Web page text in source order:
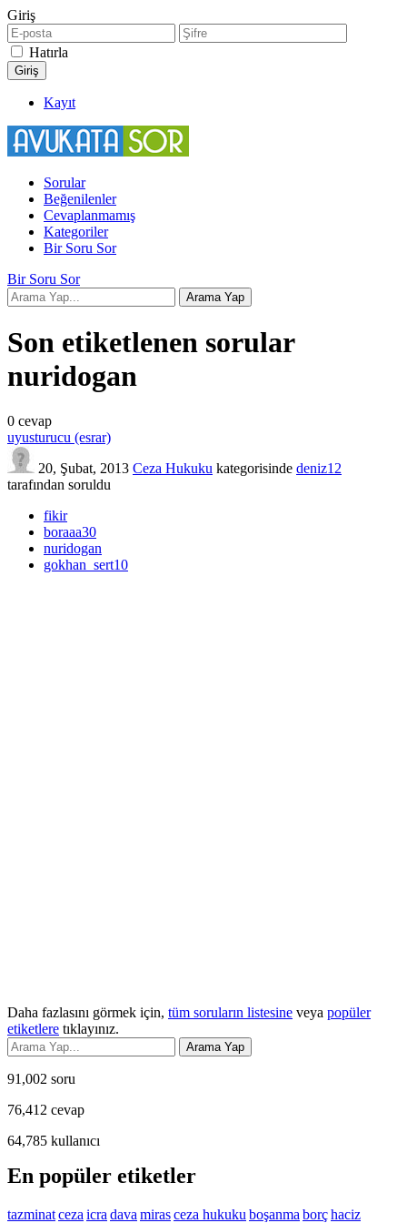
Giriş
Hatırla
Kayıt
Sorular
Beğenilenler
Cevaplanmamış
Kategoriler
Bir Soru Sor
Bir Soru Sor
Son etiketlenen sorular
nuridogan
0 cevap
uyusturucu (esrar)
20, Şubat, 2013 Ceza Hukuku kategorisinde deniz12
tarafından soruldu
fikir
boraaa30
nuridogan
gokhan_sert10
Daha fazlasını görmek için, tüm soruların listesine veya popüler
etiketlere tıklayınız.
91,002 soru
76,412 cevap
64,785 kullanıcı
En popüler etiketler
tazminatceza icra dava mirasceza hukuku boşanma borçhaciz